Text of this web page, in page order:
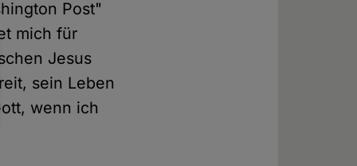
Post"
mich für
Jesus
sein Leben
wenn ich